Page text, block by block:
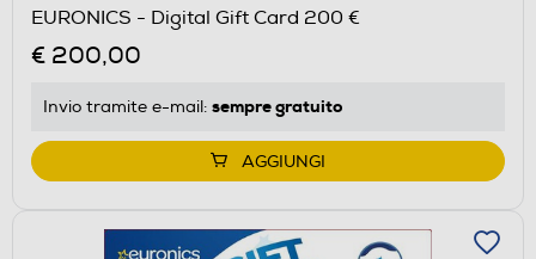
EURONICS - Digital Gift Card 200 €
€ 200,00
Invio tramite e-mail: sempre gratuito
AGGIUNGI